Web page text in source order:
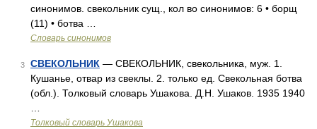
синонимов. свекольник сущ., кол во синонимов: 6 • борщ
(11) • ботва …
Словарь синонимов
3 СВЕКОЛЬНИК — СВЕКОЛЬНИК, свекольника, муж. 1.
Кушанье, отвар из свеклы. 2. только ед. Свекольная ботва
(обл.). Толковый словарь Ушакова. Д.Н. Ушаков. 1935 1940
Толковый словарь Ушакова